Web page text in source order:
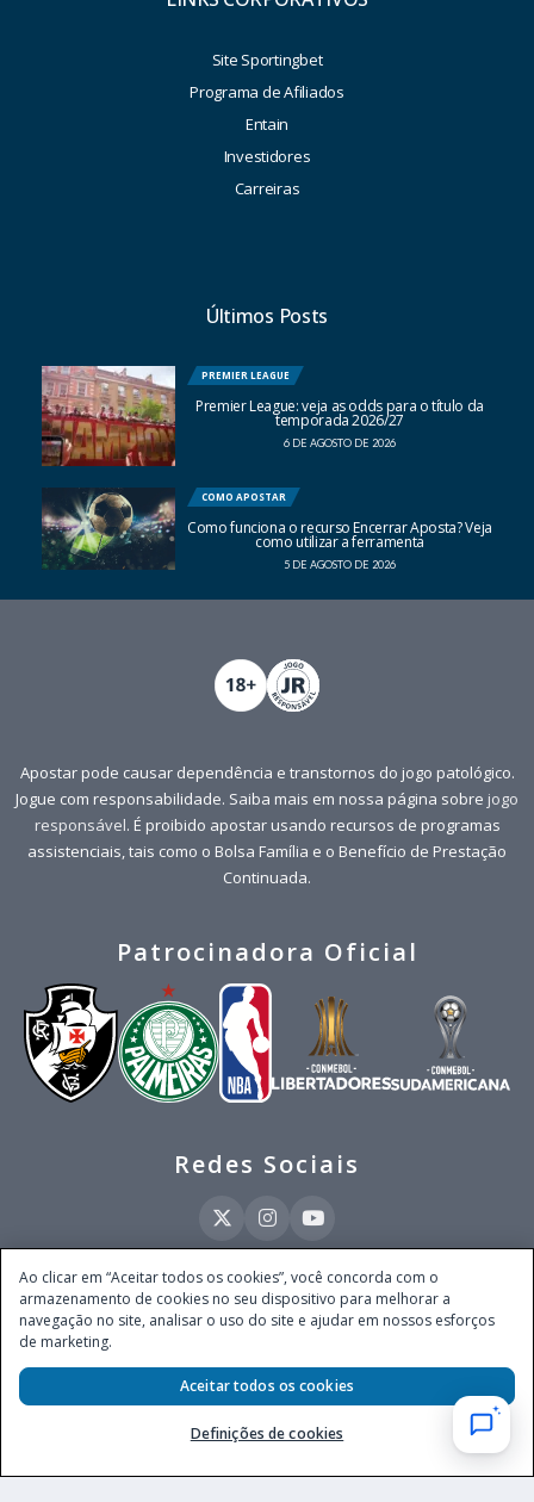
Site Sportingbet
Programa de Afiliados
Entain
Investidores
Carreiras
Últimos Posts
PREMIER LEAGUE
Premier League: veja as odds para o título da
temporada 2026/27
6 DE AGOSTO DE 2026
COMO APOSTAR
Como funciona o recurso Encerrar Aposta? Veja
como utilizar a ferramenta
5 DE AGOSTO DE 2026
Apostar pode causar dependência e transtornos do jogo patológico.
Jogue com responsabilidade. Saiba mais em nossa página sobre jogo
responsável. É proibido apostar usando recursos de programas
assistenciais, tais como o Bolsa Família e o Benefício de Prestação
Continuada.
Patrocinadora Oficial
Redes Sociais
Este site é operado pela Ventmear Brasil LTDA (CNPJ 52.868.380/0001-84), com
endereço na Avenida Brigadeiro Faria Lima, nº 4.055, 3º andar, Itaim Bibi, no
Município de São Paulo, Estado de São Paulo, CEP 04538-133, Brasil - empresa
Secretaria de Prêmios e Apostas do Ministério da Fazenda, conforme Portaria nº
247, de 07.02.2025, publicada no DOU em 11.2.2025.
Ao clicar em “Aceitar todos os cookies”, você concorda com o
armazenamento de cookies no seu dispositivo para melhorar a
navegação no site, analisar o uso do site e ajudar em nossos esforços
de marketing.
Definições de cookies
Aceitar todos os cookies